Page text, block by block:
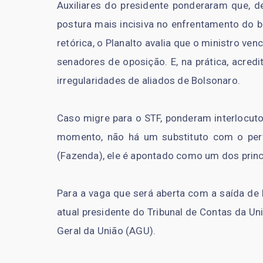
Auxiliares do presidente ponderaram que,
postura mais incisiva no enfrentamento do
retórica, o Planalto avalia que o ministro
senadores de oposição. E, na prática,
irregularidades de aliados de Bolsonaro.
Caso migre para o STF, ponderam
momento, não há um substituto com o
(Fazenda), ele é apontado como um dos
Para a vaga que será aberta com a saída
atual presidente do Tribunal de Contas da
Geral da União (AGU).